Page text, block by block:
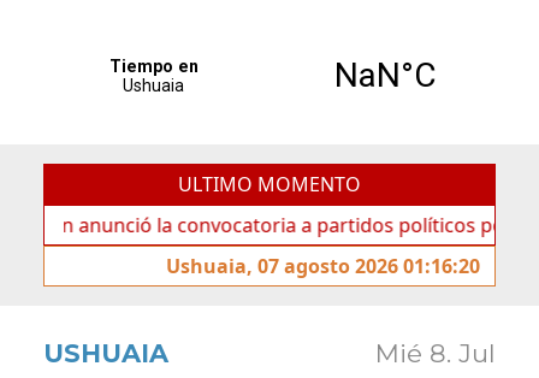
ULTIMO MOMENTO
anunció la convocatoria a partidos políticos por «ficha
Ushuaia, 07 agosto 2026 01:16:20
USHUAIA Mié 8. Jul